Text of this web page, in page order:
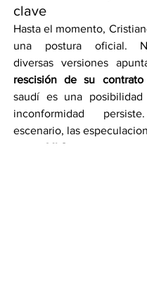
clave
Hasta el momento,
una postura oficial.
rescisión de su contrato
saudí es una
inconformidad
escenario, las
MLS